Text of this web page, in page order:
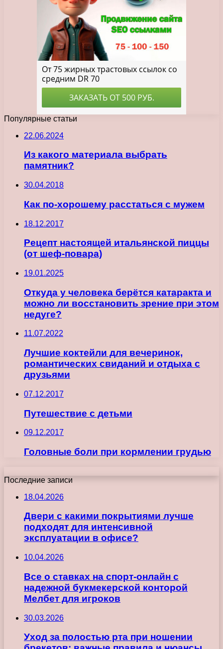
Популярные статьи
22.06.2024
Из какого материала выбрать
памятник?
30.04.2018
Как по-хорошему расстаться с мужем
18.12.2017
Рецепт настоящей итальянской пиццы
(от шеф-повара)
19.01.2025
Откуда у человека берётся катаракта и
можно ли восстановить зрение при этом
недуге?
11.07.2022
Лучшие коктейли для вечеринок,
романтических свиданий и отдыха с
друзьями
07.12.2017
Путешествие с детьми
09.12.2017
Головные боли при кормлении грудью
Последние записи
18.04.2026
Двери с какими покрытиями лучше
подходят для интенсивной
эксплуатации в офисе?
10.04.2026
Все о ставках на спорт-онлайн с
надежной букмекерской конторой
Мелбет для игроков
30.03.2026
Уход за полостью рта при ношении